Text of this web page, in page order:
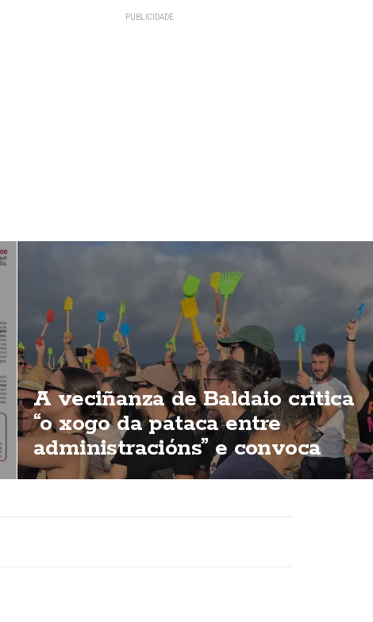
A veciñanza de Baldaio critica
“o xogo da pataca entre
administracións” e convoca
unha nova concentración